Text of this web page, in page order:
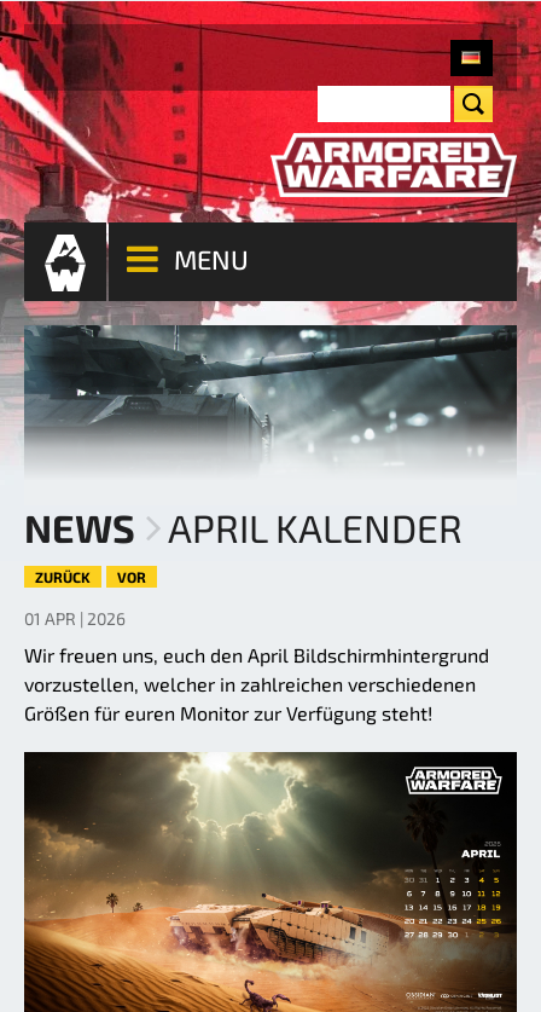
MENU
NEWS APRIL KALENDER
ZURÜCK VOR
01 APR | 2026
Wir freuen uns, euch den April Bildschirmhintergrund
vorzustellen, welcher in zahlreichen verschiedenen
Größen für euren Monitor zur Verfügung steht!